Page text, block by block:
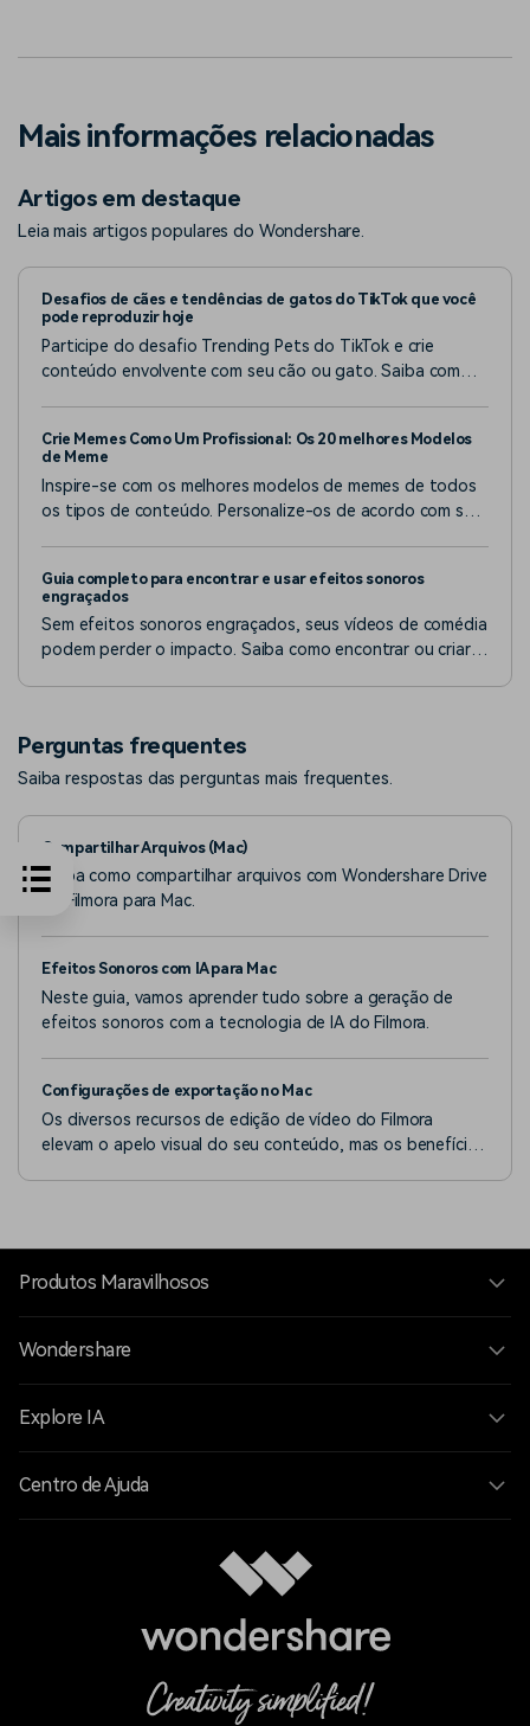
Mais informações relacionadas
Artigos em destaque
Leia mais artigos populares do Wondershare.
Desafios de cães e tendências de gatos do TikTok que você
pode reproduzir hoje
Participe do desafio Trending Pets do TikTok e crie
conteúdo envolvente com seu cão ou gato. Saiba como
atuais do TikTok.
Crie Memes Como Um Profissional: Os 20 melhores Modelos
de Meme
Inspire-se com os melhores modelos de memes de todos
os tipos de conteúdo. Personalize-os de acordo com seu
Guia completo para encontrar e usar efeitos sonoros
engraçados
Sem efeitos sonoros engraçados, seus vídeos de comédia
podem perder o impacto. Saiba como encontrar ou criar
Perguntas frequentes
Saiba respostas das perguntas mais frequentes.
Compartilhar Arquivos (Mac)
Saiba como compartilhar arquivos com Wondershare Drive
no Filmora para Mac.
Efeitos Sonoros com IA para Mac
Neste guia, vamos aprender tudo sobre a geração de
efeitos sonoros com a tecnologia de IA do Filmora.
Configurações de exportação no Mac
Os diversos recursos de edição de vídeo do Filmora
elevam o apelo visual do seu conteúdo, mas os benefícios
Produtos Maravilhosos
Wondershare
Explore IA
Centro de Ajuda